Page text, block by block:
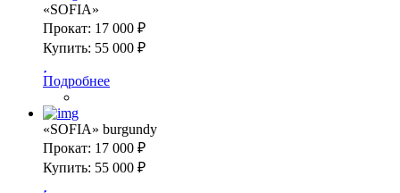
«SOFIA»
Прокат: 17 000 ₽
Купить: 55 000 ₽
Подробнее
«SOFIA» burgundy
Прокат: 17 000 ₽
Купить: 55 000 ₽